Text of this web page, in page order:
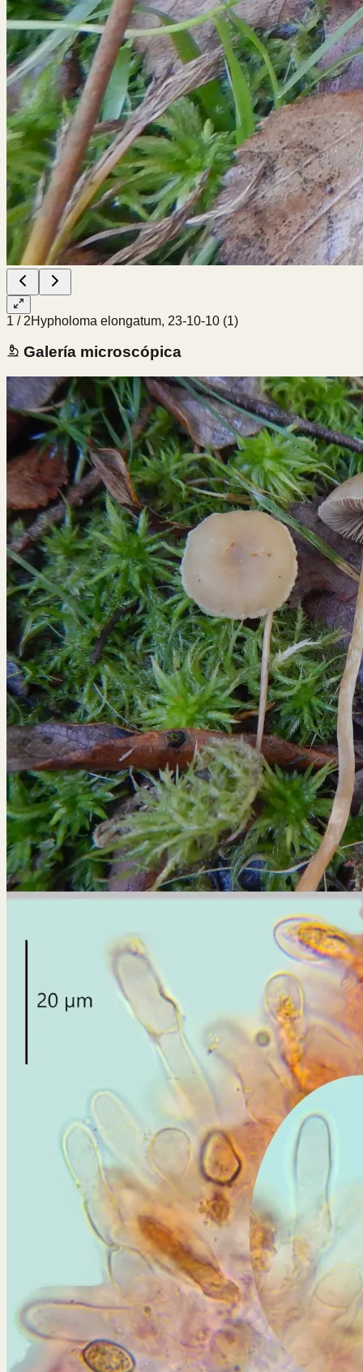
1 / 2Hypholoma elongatum, 23-10-10 (1)
Galería microscópica